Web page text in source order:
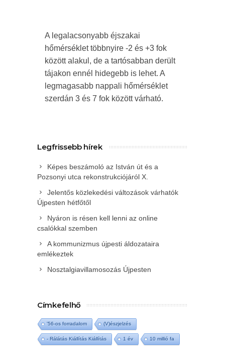
A legalacsonyabb éjszakai
hőmérséklet többnyire -2 és +3 fok
között alakul, de a tartósabban derült
tájakon ennél hidegebb is lehet. A
legmagasabb nappali hőmérséklet
szerdán 3 és 7 fok között várható.
Legfrissebb hírek
Képes beszámoló az István út és a
Pozsonyi utca rekonstrukciójáról X.
Jelentős közlekedési változások várhatók
Újpesten hétfőtől
Nyáron is résen kell lenni az online
csalókkal szemben
A kommunizmus újpesti áldozataira
emlékeztek
Nosztalgiavillamosozás Újpesten
Címkefelhő
'56-os forradalom (V)észjelzés
- Rálátás Kiállítás Kiállítás 1 év 10 millió fa